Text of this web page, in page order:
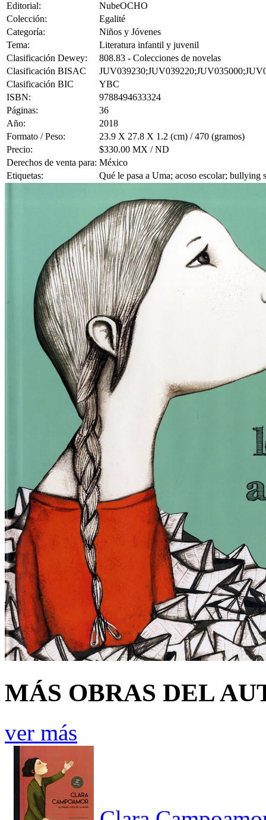
Editorial:
NubeOCHO
Colección:
Egalité
Categoría:
Niños y Jóvenes
Tema:
Literatura infantil y juvenil
Clasificación Dewey:
808.83 - Colecciones de novelas
Clasificación BISAC
Clasificación BIC
YBC
ISBN:
9788494633324
Páginas:
36
Año:
2018
Formato / Peso:
23.9 X 27.8 X 1.2 (cm) / 470 (gramos)
Precio:
$330.00 MX / ND
Derechos de venta para: México
Etiquetas:
Qué le pasa a Uma; acoso escolar;
MÁS OBRAS DEL
ver más